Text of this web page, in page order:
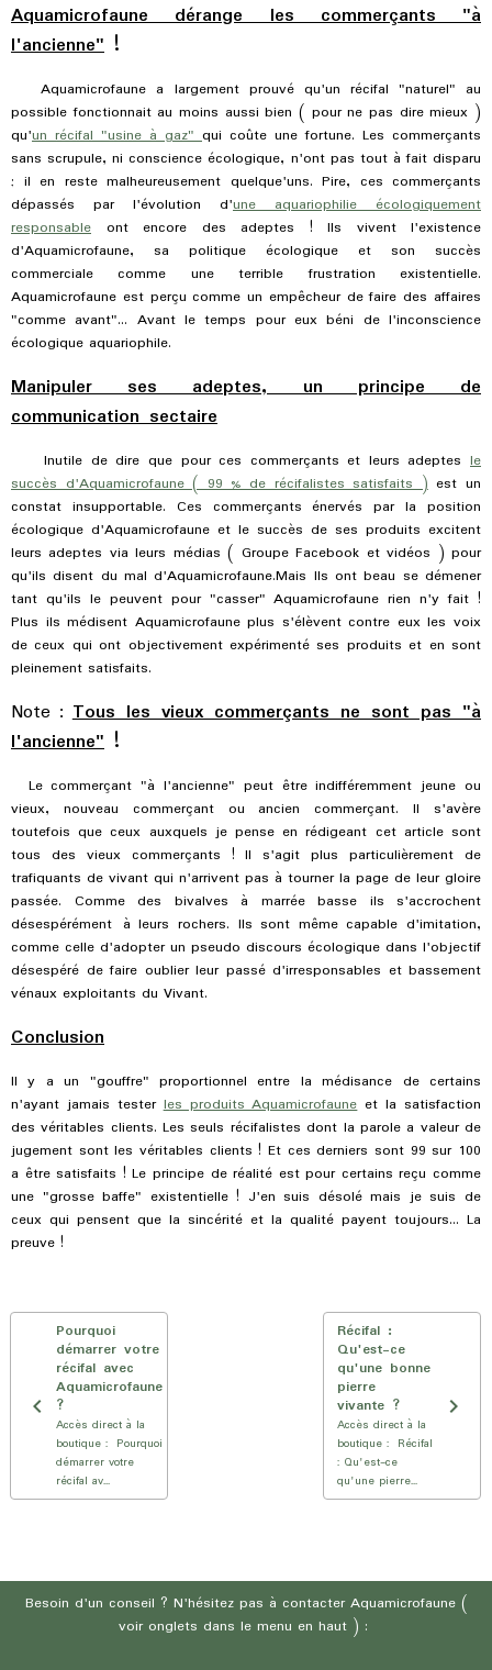
Aquamicrofaune dérange les commerçants "à
l'ancienne" !
Aquamicrofaune a largement prouvé qu'un récifal "naturel" au
possible fonctionnait au moins aussi bien ( pour ne pas dire mieux )
qu'un récifal "usine à gaz"qui coûte une fortune. Les commerçants
sans scrupule, ni conscience écologique, n'ont pas tout à fait disparu
; il en reste malheureusement quelque'uns. Pire, ces commerçants
dépassés par l'évolution d'une aquariophilie écologiquement
responsable ont encore des adeptes ! Ils vivent l'existence
d'Aquamicrofaune, sa politique écologique et son succès
commerciale comme une terrible frustration existentielle.
Aquamicrofaune est perçu comme un empêcheur de faire des affaires
"comme avant"... Avant le temps pour eux béni de l'inconscience
écologique aquariophile.
Manipuler ses adeptes, un principe de
communication sectaire
Inutile de dire que pour ces commerçants et leurs adeptes le
succès d'Aquamicrofaune ( 99 % de récifalistes satisfaits )est un
constat insupportable. Ces commerçants énervés par la position
écologique d'Aquamicrofaune et le succès de ses produits excitent
leurs adeptes via leurs médias ( Groupe Facebook et vidéos ) pour
qu'ils disent du mal d'Aquamicrofaune.Mais Ils ont beau se démener
tant qu'ils le peuvent pour "casser" Aquamicrofaune rien n'y fait !
Plus ils médisent Aquamicrofaune plus s'élèvent contre eux les voix
de ceux qui ont objectivement expérimenté ses produits et en sont
pleinement satisfaits.
Note :Tous les vieux commerçants ne sont pas "à
l'ancienne" !
Le commerçant "à l'ancienne" peut être indifféremment jeune ou
vieux, nouveau commerçant ou ancien commerçant. Il s'avère
toutefois que ceux auxquels je pense en rédigeant cet article sont
tous des vieux commerçants ! Il s'agit plus particulièrement de
trafiquants de vivant qui n'arrivent pas à tourner la page de leur gloire
passée. Comme des bivalves à marrée basse ils s'accrochent
désespérément à leurs rochers. Ils sont même capable d'imitation,
comme celle d'adopter un pseudo discours écologique dans l'objectif
désespéré de faire oublier leur passé d'irresponsables et bassement
vénaux exploitants du Vivant.
Conclusion
Il y a un "gouffre" proportionnel entre la médisance de certains
n'ayant jamais testerles produits Aquamicrofauneet la satisfaction
des véritables clients. Les seuls récifalistes dont la parole a valeur de
jugement sont les véritables clients ! Et ces derniers sont 99 sur 100
a être satisfaits ! Le principe de réalité est pour certains reçu comme
une "grosse baffe" existentielle ! J'en suis désolé mais je suis de
ceux qui pensent que la sincérité et la qualité payent toujours... La
preuve !
Pourquoi
démarrer votre
récifal avec
Aquamicrofaune
?
Accès direct à la
boutique : Pourquoi
démarrer votre
récifal av...
Récifal :
Qu'est-ce
qu'une bonne
pierre
vivante ?
Accès direct à la
boutique : Récifal
: Qu'est-ce
qu'une pierre...
Besoin d'un conseil ? N'hésitez pas à contacter Aquamicrofaune (
voir onglets dans le menu en haut ) :